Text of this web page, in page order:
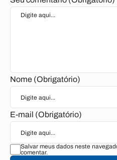
Nome (Obrigatório)
E-mail (Obrigatório)
Salvar meus dados neste
comentar.